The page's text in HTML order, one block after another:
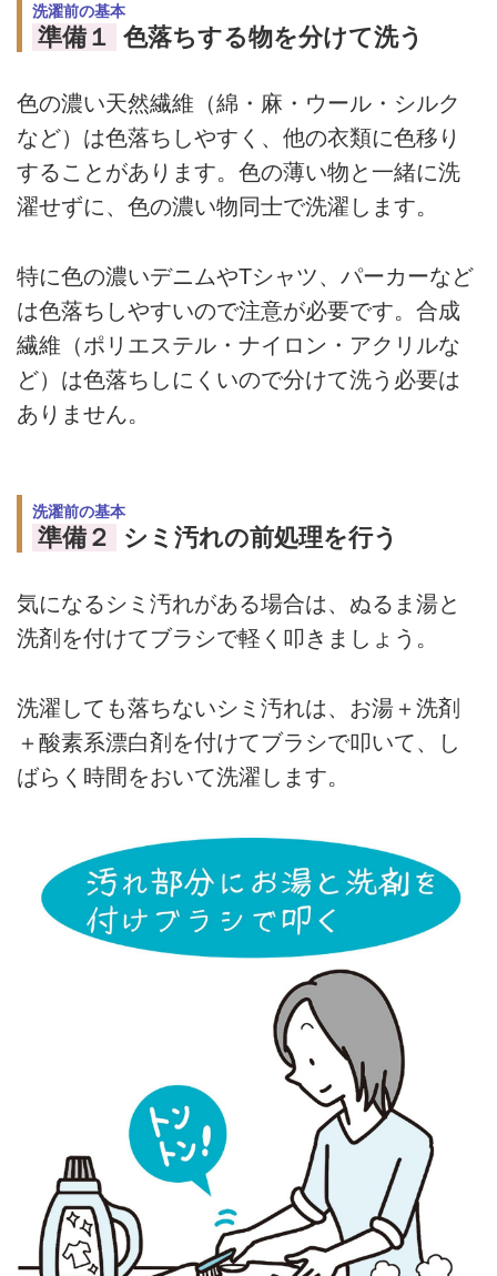
洗濯前の基本
準備１ 色落ちする物を分けて洗う
色の濃い天然繊維（綿・麻・ウール・シルク
など）は色落ちしやすく、他の衣類に色移り
することがあります。色の薄い物と一緒に洗
濯せずに、色の濃い物同士で洗濯します。
特に色の濃いデニムやTシャツ、パーカーなど
は色落ちしやすいので注意が必要です。合成
繊維（ポリエステル・ナイロン・アクリルな
ど）は色落ちしにくいので分けて洗う必要は
ありません。
洗濯前の基本
準備２ シミ汚れの前処理を行う
気になるシミ汚れがある場合は、ぬるま湯と
洗剤を付けてブラシで軽く叩きましょう。
洗濯しても落ちないシミ汚れは、お湯＋洗剤
＋酸素系漂白剤を付けてブラシで叩いて、し
ばらく時間をおいて洗濯します。